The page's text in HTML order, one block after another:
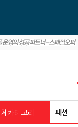
카테고리 패션